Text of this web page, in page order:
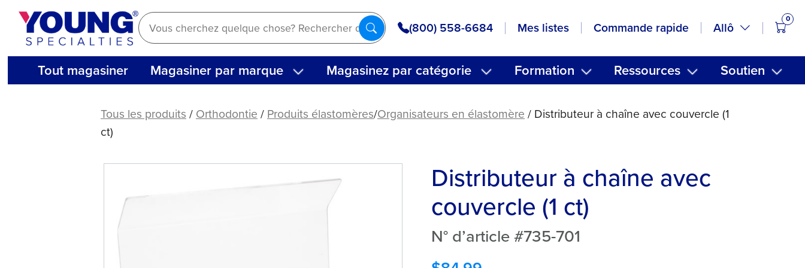
Aller
contenu
(800) 558-6684 Mes listes Commande rapide Allô
0
Tout magasiner Magasiner par marque Magasinez par catégorie Formation Ressources Soutien
chaîne
couvercle
Tous les produits/Orthodontie/Produits élastomères/Organisateurs en élastomère/ Distributeur à chaîne avec couvercle (1
ct)
Distributeur à chaîne avec
couvercle (1 ct)
N° d’article #735-701